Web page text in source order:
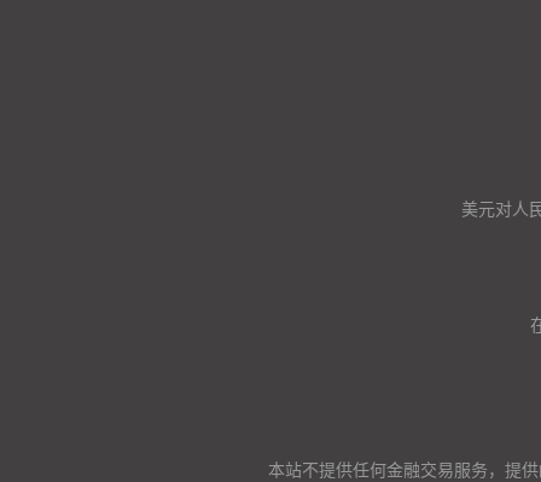
美元对人
本站不提供任何金融交易服务，提